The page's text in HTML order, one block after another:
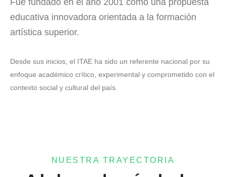
Fue fundado en el año 2001 como una propuesta
educativa innovadora orientada a la formación
artística superior.
Desde sus inicios, el ITAE ha sido un referente nacional por su
enfoque académico crítico, experimental y comprometido con el
contexto social y cultural del país.
NUESTRA TRAYECTORIA